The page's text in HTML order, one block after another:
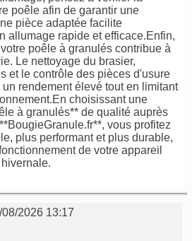
poêle afin de garantir une
pièce adaptée facilite
allumage rapide et efficace.Enfin,
poêle à granulés contribue à
Le nettoyage du brasier,
et le contrôle des pièces d'usure
rendement élevé tout en limitant
choisissant une
à granulés** de qualité auprès
vous profitez
plus performant et plus durable,
de votre appareil
08/2026 13:17